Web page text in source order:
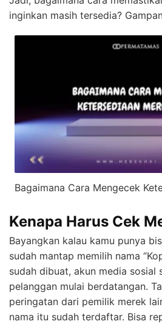
inginkan masih tersedia?
Bagaimana Cara Mengecek
Kenapa Harus Cek
Bayangkan kalau kamu punya
sudah mantap memilih nama
sudah dibuat, akun media sosial
pelanggan mulai berdatangan.
peringatan dari pemilik merek
nama itu sudah terdaftar. Bisa